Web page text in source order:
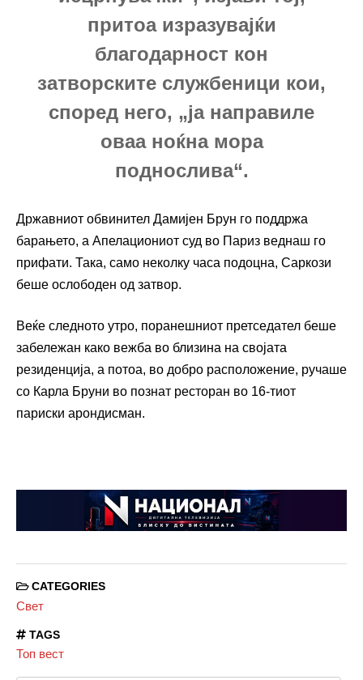
притоа изразувајќи
благодарност кон
затворските службеници кои,
според него, „ја направиле
оваа ноќна мора
поднослива“.
Државниот обвинител Дамијен Брун го поддржа
барањето, а Апелациониот суд во Париз веднаш го
прифати. Така, само неколку часа подоцна, Саркози
беше ослободен од затвор.
Веќе следното утро, поранешниот претседател беше
забележан како вежба во близина на својата
резиденција, а потоа, во добро расположение, ручаше
со Карла Бруни во познат ресторан во 16-тиот
париски арондисман.
CATEGORIES
Свет
TAGS
Топ вест